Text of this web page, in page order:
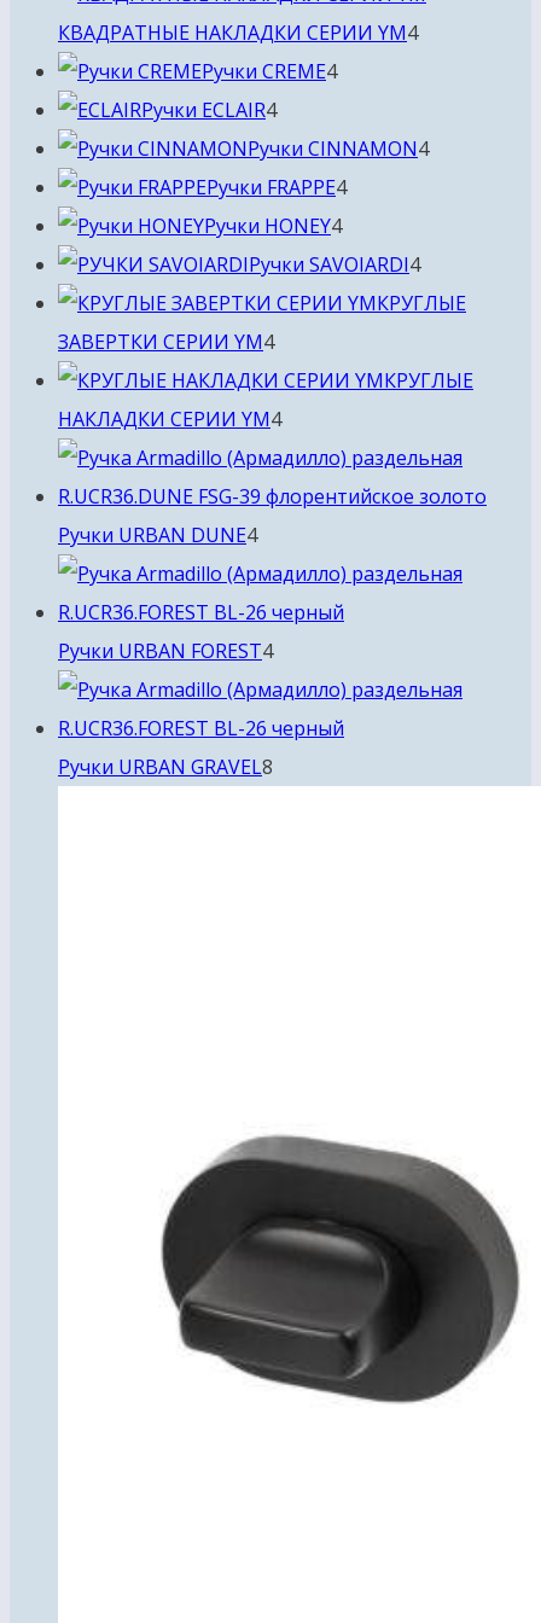
КВАДРАТНЫЕ НАКЛАДКИ СЕРИИ YM44
Ручки CREME44
Ручки ECLAIR44
товара
Ручки CINNAMON44
Ручки FRAPPE44
Ручки HONEY44
товара
Ручки SAVOIARDI44
товара
КРУГЛЫЕ
ЗАВЕРТКИ СЕРИИ YM44
товара
КРУГЛЫЕ
НАКЛАДКИ СЕРИИ YM44
товара
Ручки URBAN DUNE44
товара
Ручки URBAN FOREST44
товара
Ручки URBAN GRAVEL8